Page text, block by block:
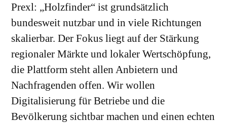
Prexl: „Holzfinder“ ist grundsätzlich
bundesweit nutzbar und in viele Richtungen
skalierbar. Der Fokus liegt auf der Stärkung
regionaler Märkte und lokaler Wertschöpfung,
die Plattform steht allen Anbietern und
Nachfragenden offen. Wir wollen
Digitalisierung für Betriebe und die
Bevölkerung sichtbar machen und einen echten